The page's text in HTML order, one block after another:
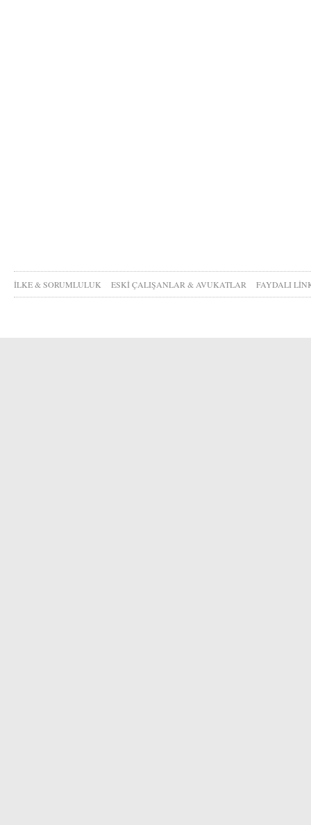
İLKE & SORUMLULUK ESKİ ÇALIŞANLAR & AVUKATLAR FAYDALI